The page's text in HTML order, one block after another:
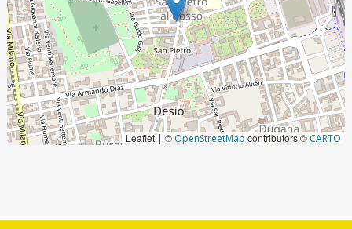
Leaflet | © OpenStreetMap contributors ©CARTO